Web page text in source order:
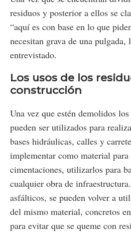
residuos y posterior a ellos se
“aquí es con base en lo que
necesitan grava de una pulgada,
entrevistado.
Los usos de los
construcción
Una vez que estén demolidos
pueden ser utilizados para
bases hidráulicas, calles y
implementar como material
cimentaciones, utilizarlos para
cualquier obra de
asfálticos, se pueden volver a
del mismo material, concretos
para evitar que se queme con